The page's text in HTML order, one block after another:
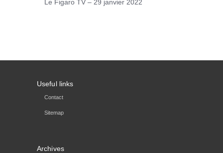
Le Figaro TV – 29 janvier 2022
Useful links
Contact
Sitemap
Archives